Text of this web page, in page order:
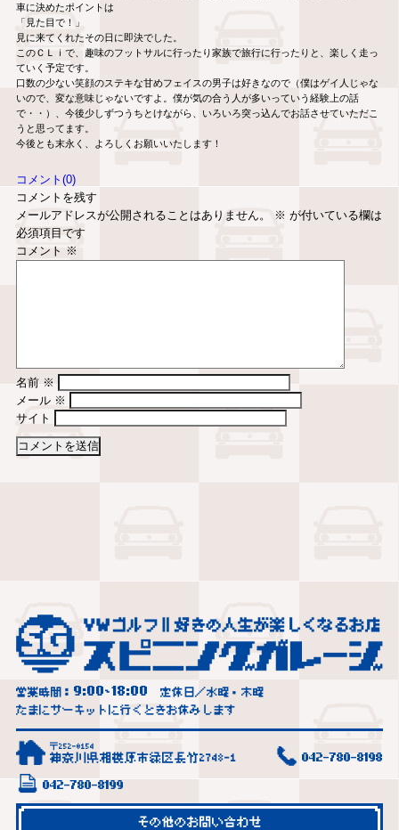
車に決めたポイントは
「見た目で！」
見に来てくれたその日に即決でした。
このＣＬｉで、趣味のフットサルに行ったり家族で旅行に行ったりと、楽しく走っ
ていく予定です。
口数の少ない笑顔のステキな甘めフェイスの男子は好きなので（僕はゲイ人じゃな
いので、変な意味じゃないですよ。僕が気の合う人が多いっていう経験上の話
で・・）、今後少しずつうちとけながら、いろいろ突っ込んでお話させていただこ
うと思ってます。
今後とも末永く、よろしくお願いいたします！
コメント(0)
コメントを残す
メールアドレスが公開されることはありません。
※ が付いている欄は
必須項目です
コメント ※
名前 ※
メール ※
サイト
営業時間： 9:00~18:00
定休日／水曜・木曜
たまにサーキットに行くときお休みします
〒252-0154
神奈川県相模原市緑区長竹2748-1 042-780-8198
042-780-8199
その他のお問い合わせ